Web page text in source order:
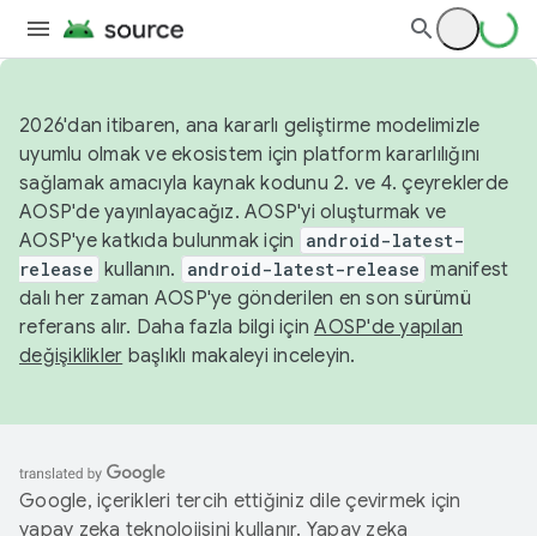
2026'dan itibaren, ana kararlı geliştirme modelimizle
uyumlu olmak ve ekosistem için platform kararlılığını
sağlamak amacıyla kaynak kodunu 2. ve 4. çeyreklerde
AOSP'de yayınlayacağız. AOSP'yi oluşturmak ve
AOSP'ye katkıda bulunmak için
android-latest-
release kullanın. android-latest-release manifest
dalı her zaman AOSP'ye gönderilen en son sürümü
referans alır. Daha fazla bilgi içinAOSP'de yapılan
değişiklikler başlıklı makaleyi inceleyin.
Google, içerikleri tercih ettiğiniz dile çevirmek için
yapay zeka teknolojisini kullanır. Yapay zeka